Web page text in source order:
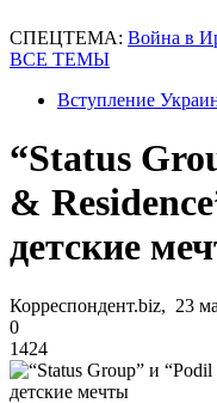
СПЕЦТЕМА: Война в
ВСЕ ТЕМЫ
Вступление
“Status
&
детские
Корреспондент.biz, 23
0
1424